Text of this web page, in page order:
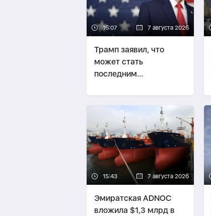
16:07 7 августа 2026
Трамп заявил, что
может стать
последним
республиканцем
15:43 7 августа 2026
Эмиратская ADNOC
вложила $1,3 млрд в